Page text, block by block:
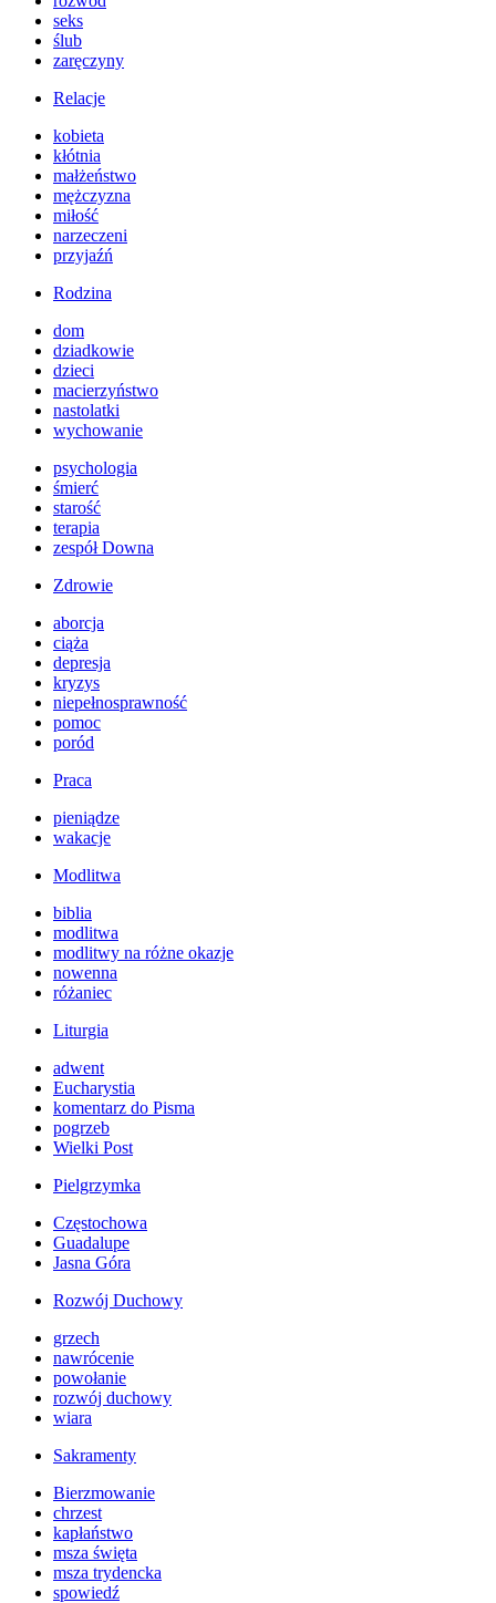
seks
ślub
zaręczyny
Relacje
kobieta
kłótnia
małżeństwo
mężczyzna
miłość
narzeczeni
przyjaźń
Rodzina
dom
dziadkowie
dzieci
macierzyństwo
nastolatki
wychowanie
psychologia
śmierć
starość
terapia
zespół Downa
Zdrowie
aborcja
ciąża
depresja
kryzys
niepełnosprawność
pomoc
poród
Praca
pieniądze
wakacje
Modlitwa
biblia
modlitwa
modlitwy na różne okazje
nowenna
różaniec
Liturgia
adwent
Eucharystia
komentarz do Pisma
pogrzeb
Wielki Post
Pielgrzymka
Częstochowa
Guadalupe
Jasna Góra
Rozwój Duchowy
grzech
nawrócenie
powołanie
rozwój duchowy
wiara
Sakramenty
Bierzmowanie
chrzest
kapłaństwo
msza święta
msza trydencka
spowiedź